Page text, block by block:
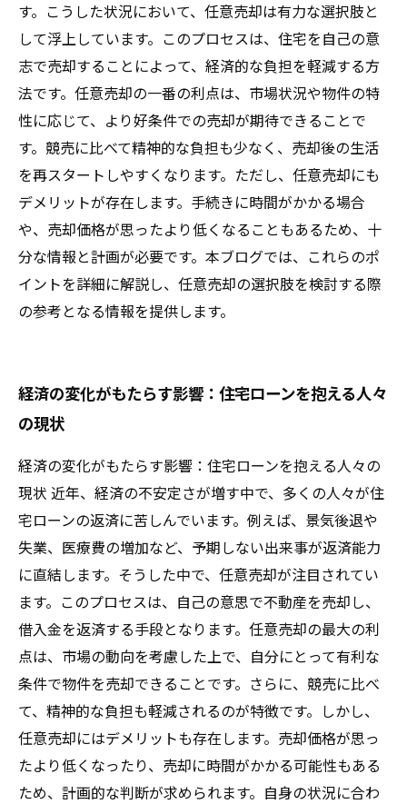
す。こうした状況において、任意売却は有力な選択肢と
して浮上しています。このプロセスは、住宅を自己の意
志で売却することによって、経済的な負担を軽減する方
法です。任意売却の一番の利点は、市場状況や物件の特
性に応じて、より好条件での売却が期待できることで
す。競売に比べて精神的な負担も少なく、売却後の生活
を再スタートしやすくなります。ただし、任意売却にも
デメリットが存在します。手続きに時間がかかる場合
や、売却価格が思ったより低くなることもあるため、十
分な情報と計画が必要です。本ブログでは、これらのポ
イントを詳細に解説し、任意売却の選択肢を検討する際
の参考となる情報を提供します。
経済の変化がもたらす影響：住宅ローンを抱える人々
の現状
経済の変化がもたらす影響：住宅ローンを抱える人々の
現状 近年、経済の不安定さが増す中で、多くの人々が住
宅ローンの返済に苦しんでいます。例えば、景気後退や
失業、医療費の増加など、予期しない出来事が返済能力
に直結します。そうした中で、任意売却が注目されてい
ます。このプロセスは、自己の意思で不動産を売却し、
借入金を返済する手段となります。任意売却の最大の利
点は、市場の動向を考慮した上で、自分にとって有利な
条件で物件を売却できることです。さらに、競売に比べ
て、精神的な負担も軽減されるのが特徴です。しかし、
任意売却にはデメリットも存在します。売却価格が思っ
たより低くなったり、売却に時間がかかる可能性もある
ため、計画的な判断が求められます。自身の状況に合わ